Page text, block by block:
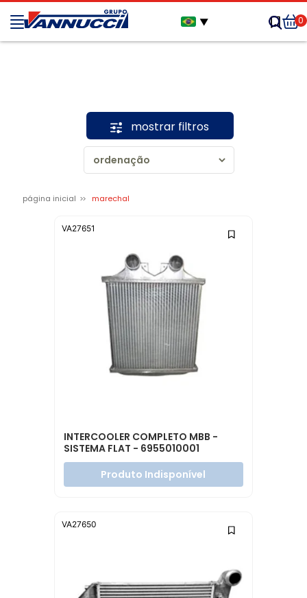
▼ 0
mostrar filtros
página inicial marechal
INTERCOOLER COMPLETO MBB -
SISTEMA FLAT - 6955010001
Produto Indisponível
VA27651
VA27650